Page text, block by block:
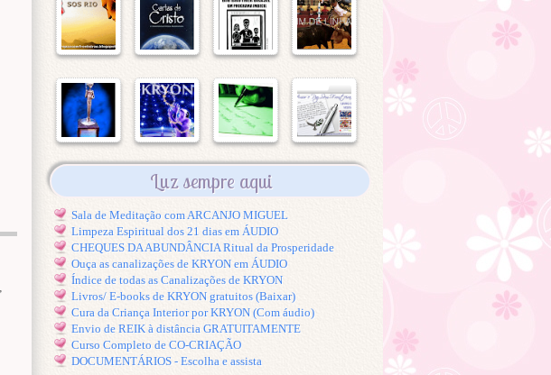
Luz sempre aqui
Sala de Meditação com ARCANJO MIGUEL
Limpeza Espiritual dos 21 dias em ÁUDIO
CHEQUES DA ABUNDÂNCIA Ritual da Prosperidade
Ouça as canalizações de KRYON em ÁUDIO
Índice de todas as Canalizações de KRYON
Livros/ E-books de KRYON gratuitos (Baixar)
Cura da Criança Interior por KRYON (Com áudio)
Envio de REIK à distância GRATUITAMENTE
Curso Completo de CO-CRIAÇÃO
DOCUMENTÁRIOS - Escolha e assista